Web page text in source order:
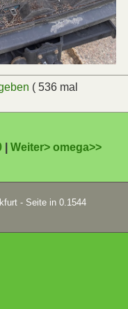
( 536 mal
| Weiter> omega>>
- Seite in 0.1544